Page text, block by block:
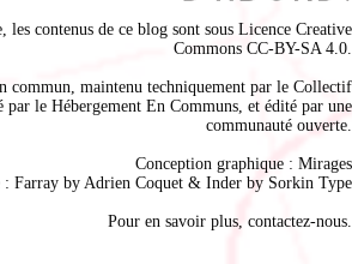
les contenus de ce blog sont sous Licence Creative
Commons CC-BY-SA 4.0
commun, maintenu techniquement par le Collectif
par le Hébergement En Communs , et édité par une
communauté ouverte.
Conception graphique : Mirages
: Farray by Adrien Coquet & Inder by Sorkin Type
Pour en savoir plus, contactez-nous